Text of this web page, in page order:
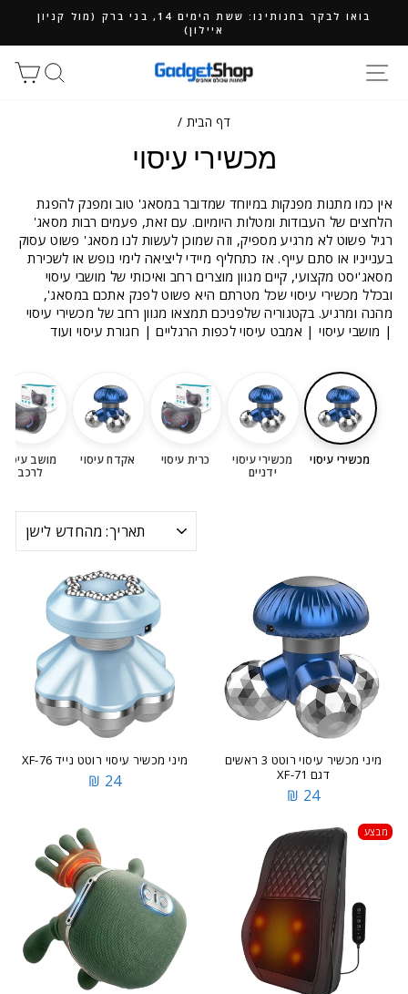
בואו לבקר בחנותינו: ששת הימים 14, בני ברק (מול קניון
איילון)
חיפוש
דף הבית /
מכשירי עיסוי
אין כמו מתנות מפנקות במיוחד שמדובר במסאג' טוב ומפנק להפגת
הלחצים של העבודות ומטלות היומיום. עם זאת, פעמים רבות מסאג'
רגיל פשוט לא מרגיע מספיק, וזה שמוכן לעשות לנו מסאג' פשוט עסוק
בענייניו או סתם עייף. אז כתחליף מיידי ליציאה לימי נופש או לשכירת
מסאג'יסט מקצועי, קיים מגוון מוצרים רחב ואיכותי של מושבי עיסוי
ובכלל מכשירי עיסוי שכל מטרתם היא פשוט לפנק אתכם במסאג',
מהנה ומרגיע. בקטגוריה שלפניכם תמצאו מגוון רחב של מכשירי עיסוי
| מושבי עיסוי | אמבט עיסוי לכפות הרגליים | חגורת עיסוי ועוד
מכשירי עיסוי
מכשירי עיסוי
ידניים
כרית עיסוי אקדח עיסוי
מושב עיסוי
לרכב
מיון
מיני מכשיר עיסוי רוטט 3 ראשים
דגם XF-71
24 ₪
מיני מכשיר עיסוי רוטט נייד XF-76
24 ₪
מבצע